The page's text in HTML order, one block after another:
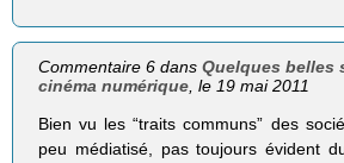
Commentaire 6 dansQuelques belles
cinéma numérique , le 19 mai 2011
Bien vu les “traits communs” des
peu médiatisé, pas toujours évident